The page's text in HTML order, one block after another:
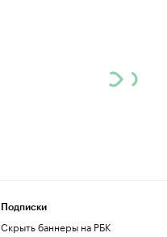
Подписки
Скрыть баннеры на РБК